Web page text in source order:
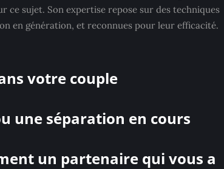
ce sujet. Son expertise repose sur des techniques
en génération, et reconnues pour leur efficacité.
votre couple
une séparation en cours
un partenaire qui vous a